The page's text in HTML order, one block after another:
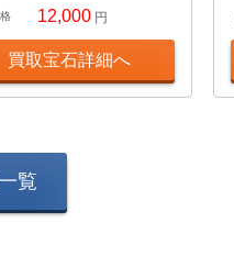
12,000 円
買取宝石詳細へ
覧